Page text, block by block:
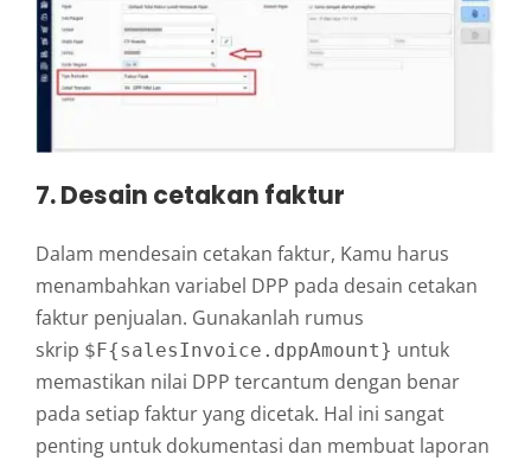
7. Desain cetakan faktur
Dalam mendesain cetakan faktur, Kamu harus
menambahkan variabel DPP pada desain cetakan
faktur penjualan. Gunakanlah rumus
skrip $F{salesInvoice.dppAmount} untuk
memastikan nilai DPP tercantum dengan benar
pada setiap faktur yang dicetak. Hal ini sangat
penting untuk dokumentasi dan membuat laporan